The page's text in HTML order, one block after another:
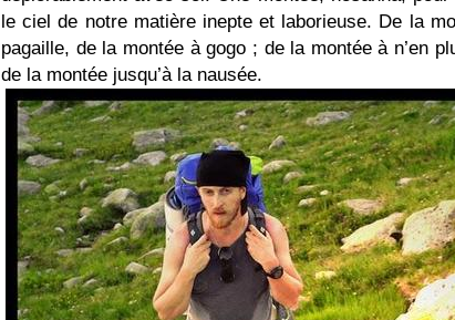
le ciel de notre matière inepte et laborieuse. De la
pagaille, de la montée à gogo ; de la montée à n’en
de la montée jusqu’à la nausée.